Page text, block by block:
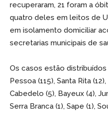
recuperaram, 21 foram a
quatro deles em leitos de
em isolamento domiciliar
secretarias municipais de
Os casos estão distribuídos
Pessoa (115), Santa Rita
Cabedelo (5), Bayeux (4),
Serra Branca (1), Sape (1),